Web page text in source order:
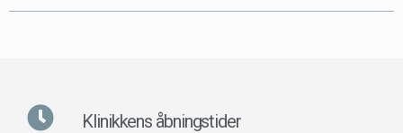
Klinikkens åbningstider